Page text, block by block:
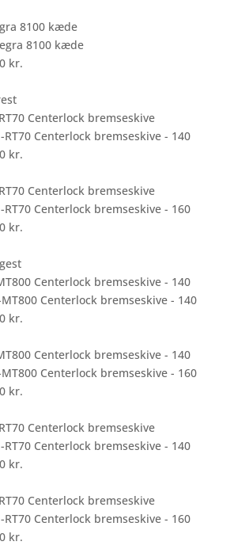
kr..
pris
er:
8100 kæde
kr..
kr.Den
er:
199,00 kr..
RT70 Centerlock bremseskive - 140
kr..
kr.Den
pris
er:
288,00 kr..
RT70 Centerlock bremseskive - 160
kr..
kr.Den
er:
288,00 kr..
Centerlock bremseskive - 140
kr..
kr.Den
pris
er:
288,00 kr..
Centerlock bremseskive - 160
kr..
kr.Den
pris
er:
288,00 kr..
RT70 Centerlock bremseskive - 140
kr..
kr.Den
pris
er:
288,00 kr..
RT70 Centerlock bremseskive - 160
kr.Den